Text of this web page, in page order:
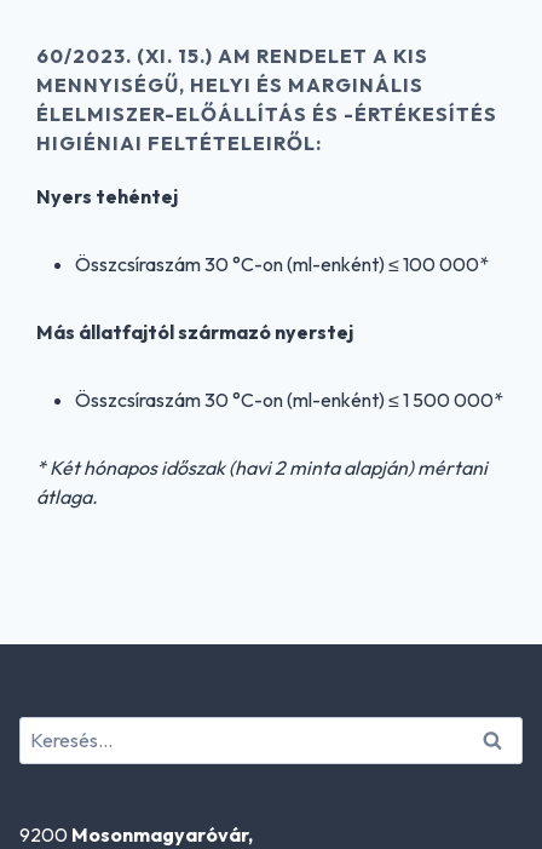
60/2023. (XI. 15.) AM RENDELET A KIS
MENNYISÉGŰ, HELYI ÉS MARGINÁLIS
ÉLELMISZER-ELŐÁLLÍTÁS ÉS -ÉRTÉKESÍTÉS
HIGIÉNIAI FELTÉTELEIRŐL:
Nyers tehéntej
Összcsíraszám 30 °C-on (ml-enként) ≤ 100 000*
Más állatfajtól származó nyerstej
Összcsíraszám 30 °C-on (ml-enként) ≤ 1 500 000*
* Két hónapos időszak (havi 2 minta alapján) mértani
átlaga.
Keresés:
9200 Mosonmagyaróvár,